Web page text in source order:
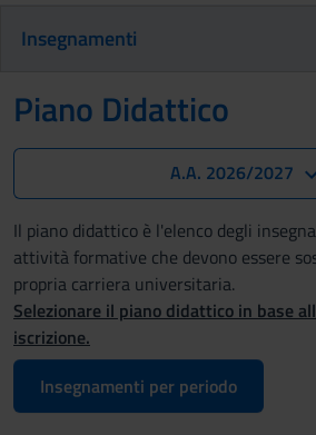
Insegnamenti
Piano Didattico
A.A. 2026/2027
Il piano didattico è l'elenco degli
attività formative che devono essere
propria carriera universitaria.
Selezionare il piano didattico in base
iscrizione.
Insegnamenti per periodo